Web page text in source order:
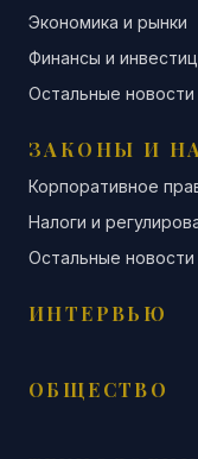
Экономика и рынки
Финансы и
Остальные новости
ЗАКОНЫ И
Корпоративное
Налоги и
Остальные новости
ИНТЕРВЬЮ
ОБЩЕСТВО